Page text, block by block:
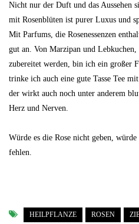
Nicht nur der Duft und das Aussehen
mit Rosenblüten ist purer Luxus und
Mit Parfums, die Rosenessenzen
gut an. Von Marzipan und Lebkuchen,
zubereitet werden, bin ich ein großer
trinke ich auch eine gute Tasse Tee
der wirkt auch noch unter anderem
Herz und Nerven.
Würde es die Rose nicht geben,
fehlen.
HEILPFLANZE ROSEN